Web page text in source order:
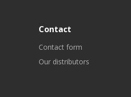
Contact
Contact form
Our distributors